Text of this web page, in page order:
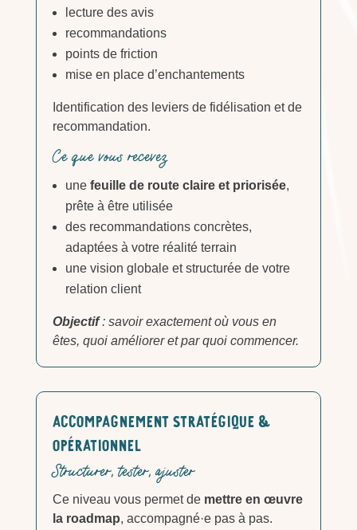
lecture des avis
recommandations
points de friction
mise en place d’enchantements
Identification des leviers de fidélisation et de
recommandation.
Ce que vous recevez
une feuille de route claire et priorisée,
prête à être utilisée
des recommandations concrètes,
adaptées à votre réalité terrain
une vision globale et structurée de votre
relation client
Objectif: savoir exactement où vous en
êtes, quoi améliorer et par quoi commencer.
Accompagnement stratégique &
opérationnel
Structurer, tester, ajuster
Ce niveau vous permet de mettre en œuvre
la roadmap, accompagné·e pas à pas.